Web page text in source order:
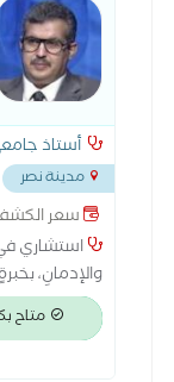
الطبيب يعالج
شابه فقط (لا
القدرات
أستاذ
مدينة نصر
سعر
استشاري
والإدمانِ،
تقديمِ الرعايةِ
سجلٍّ حافلٍ في
وتحقيقِ نسبِ
متاح بكرة